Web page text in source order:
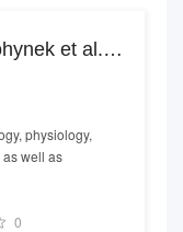
et al.
physiology,
well as
0